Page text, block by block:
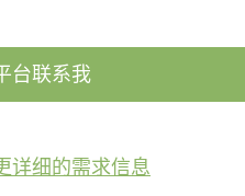
台联系我
详细的需求信息